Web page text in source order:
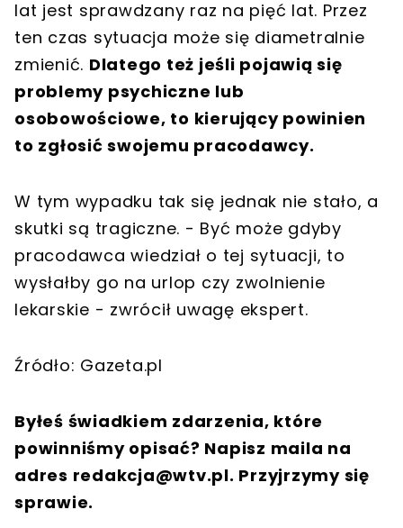
lat jest sprawdzany raz na pięć lat. Przez
ten czas sytuacja może się diametralnie
zmienić. Dlatego też jeśli pojawią się
problemy psychiczne lub
osobowościowe, to kierujący powinien
to zgłosić swojemu pracodawcy.
W tym wypadku tak się jednak nie stało, a
skutki są tragiczne. - Być może gdyby
pracodawca wiedział o tej sytuacji, to
wysłałby go na urlop czy zwolnienie
lekarskie - zwrócił uwagę ekspert.
Źródło: Gazeta.pl
Byłeś świadkiem zdarzenia, które
powinniśmy opisać? Napisz maila na
adres redakcja@wtv.pl. Przyjrzymy się
sprawie.